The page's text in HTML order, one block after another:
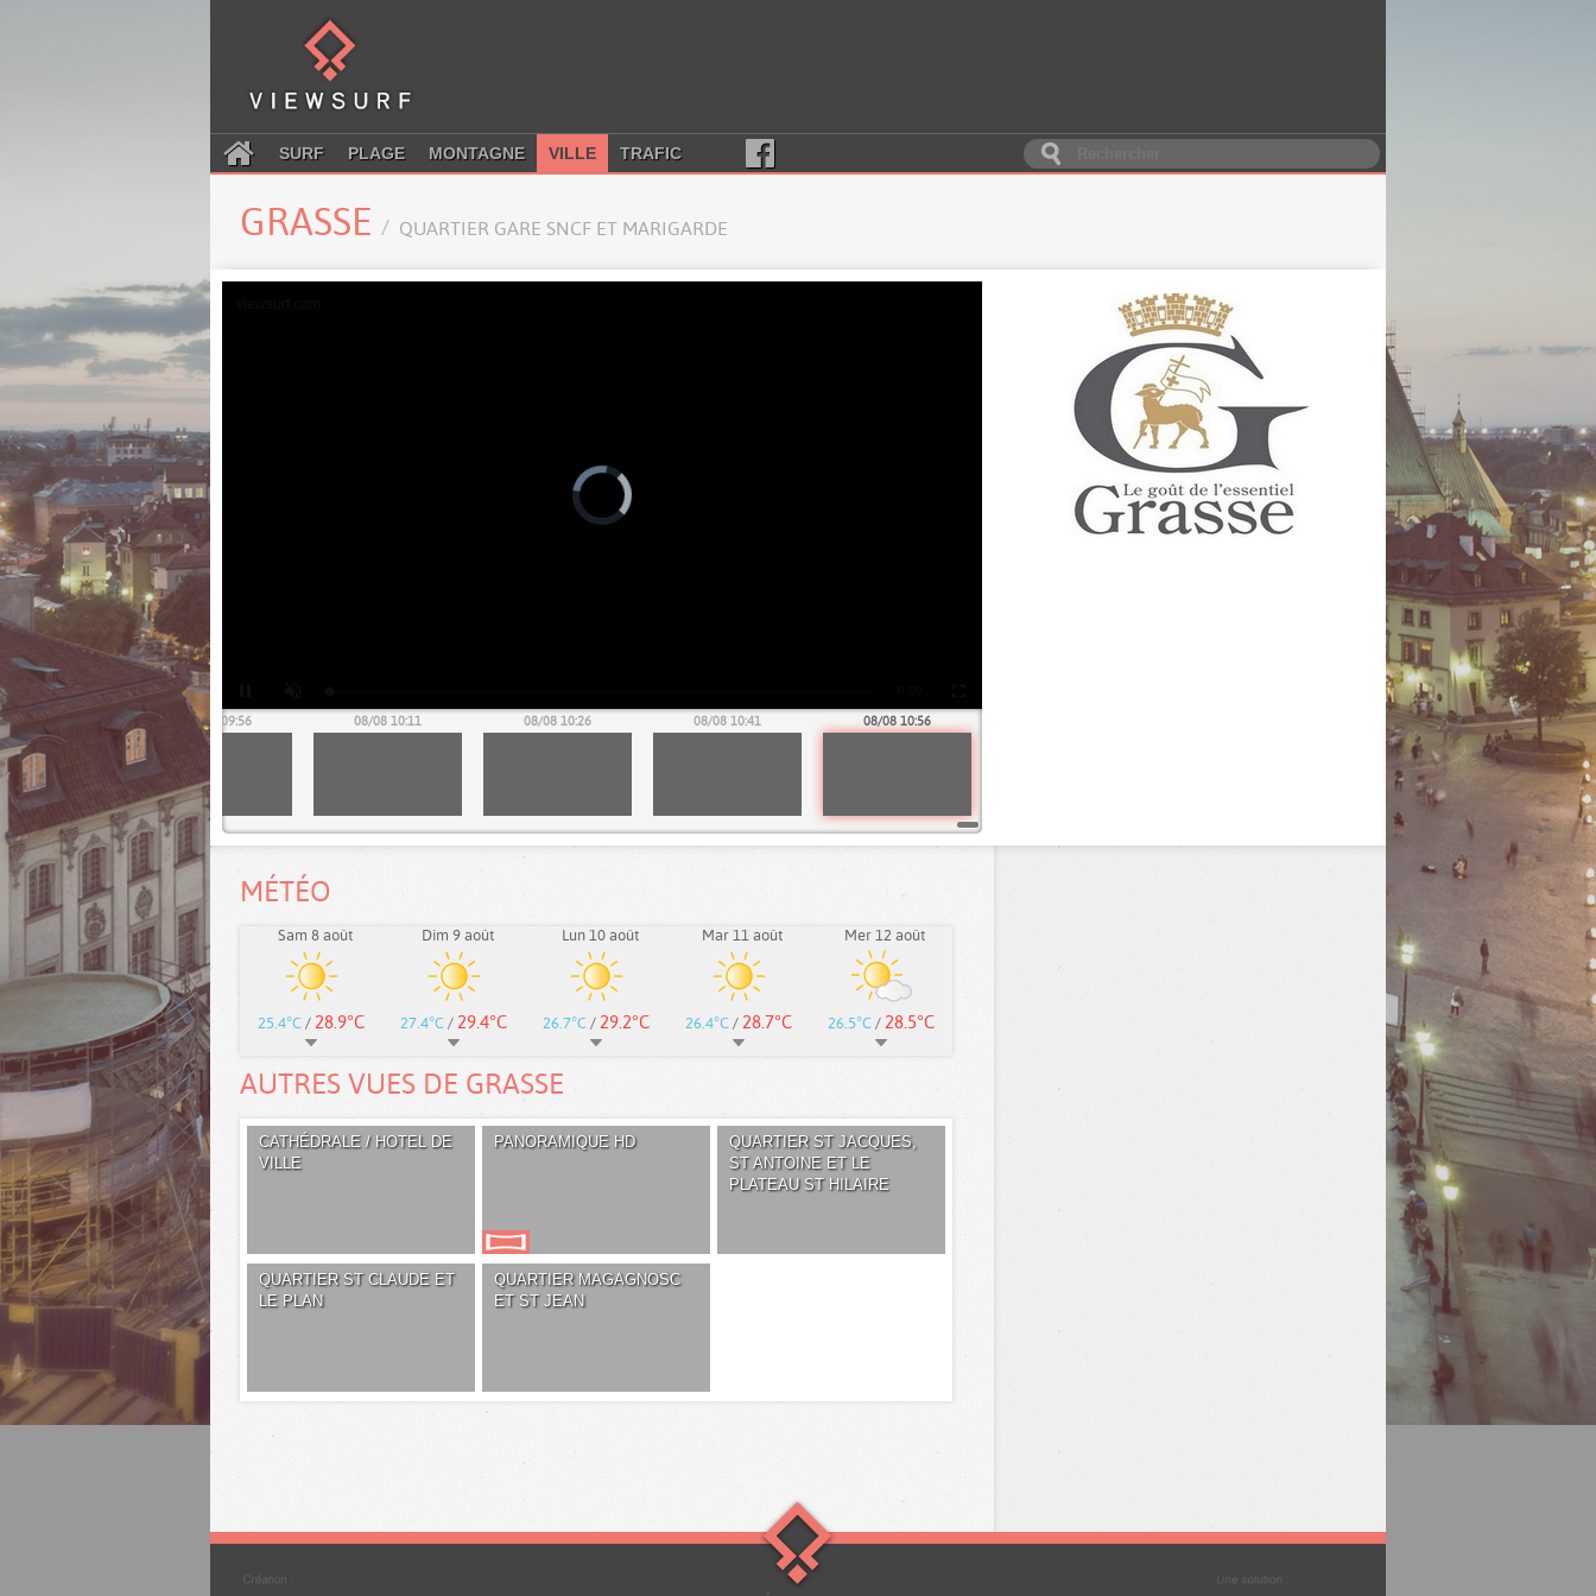
SURF PLAGE MONTAGNE VILLE TRAFIC
GRASSE QUARTIER GARE SNCF ET MARIGARDE
08/08 09:41 08/08 09:56 08/08 10:11 08/08 10:26 08/08 10:41 08/08 10:56
MÉTÉO
Sam 8 août
25.4°C / 28.9°C
Dim 9 août
27.4°C / 29.4°C
Lun 10 août
26.7°C / 29.2°C
Mar 11 août
26.4°C / 28.7°C
Mer 12 août
26.5°C / 28.5°C
AUTRES VUES DE GRASSE
CATHÉDRALE / HOTEL DE
VILLE
PANORAMIQUE HD
QUARTIER ST JACQUES,
ST ANTOINE ET LE
PLATEAU ST HILAIRE
QUARTIER ST CLAUDE ET
LE PLAN
QUARTIER MAGAGNOSC
ET ST JEAN